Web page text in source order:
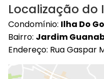
Localização do
Condomínio: Ilha Do
Bairro: Jardim
Endereço: Rua Gaspar